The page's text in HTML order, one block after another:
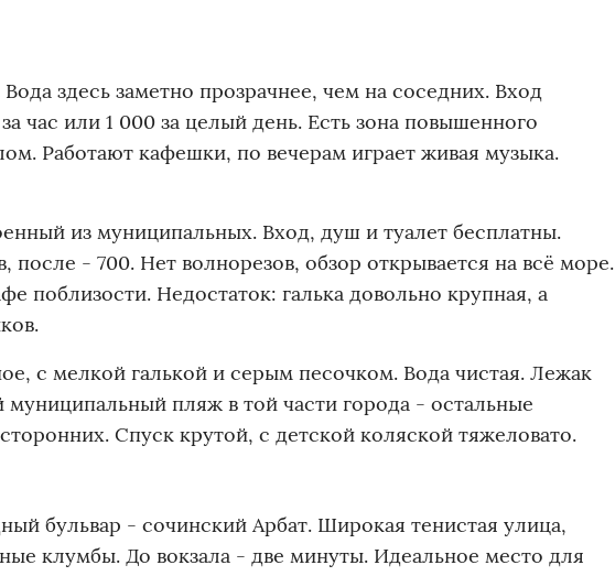
здесь заметно прозрачнее, чем на соседних. Вход
час или 1 000 за целый день. Есть зона повышенного
Работают кафешки, по вечерам играет живая музыка.
из муниципальных. Вход, душ и туалет бесплатны.
после - 700. Нет волнорезов, обзор открывается на всё море.
поблизости. Недостаток: галька довольно крупная, а
с мелкой галькой и серым песочком. Вода чистая. Лежак
пляж в той части города - остальные
Спуск крутой, с детской коляской тяжеловато.
бульвар - сочинский Арбат. Широкая тенистая улица,
клумбы. До вокзала - две минуты. Идеальное место для